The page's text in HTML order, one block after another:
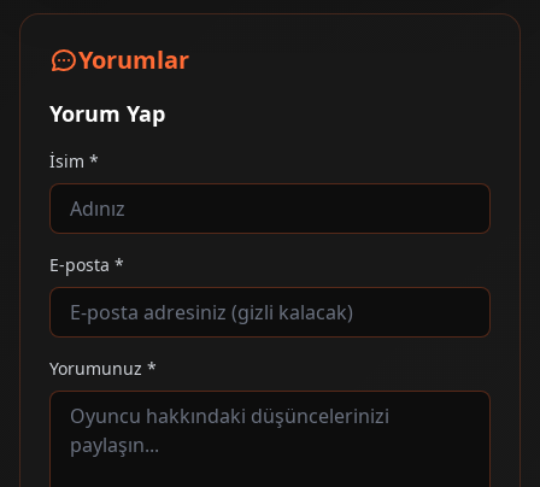
Yorumlar
Yorum Yap
İsim *
E-posta *
Yorumunuz *